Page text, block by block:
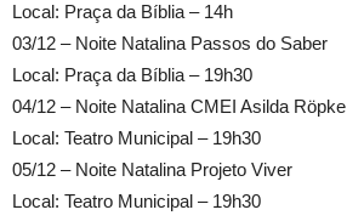
Local: Praça da Bíblia – 14h
03/12 – Noite Natalina Passos do Saber
Local: Praça da Bíblia – 19h30
04/12 – Noite Natalina CMEI Asilda Röpke
Local: Teatro Municipal – 19h30
05/12 – Noite Natalina Projeto Viver
Local: Teatro Municipal – 19h30